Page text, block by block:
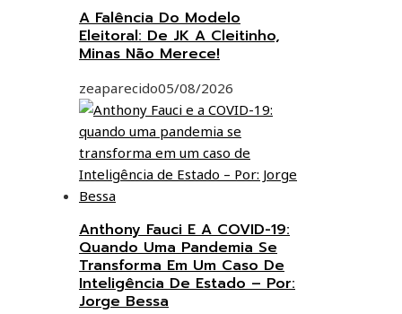
A Falência Do Modelo
Eleitoral: De JK A Cleitinho,
Minas Não Merece!
zeaparecido05/08/2026
Anthony Fauci E A COVID-19:
Quando Uma Pandemia Se
Transforma Em Um Caso De
Inteligência De Estado – Por:
Jorge Bessa